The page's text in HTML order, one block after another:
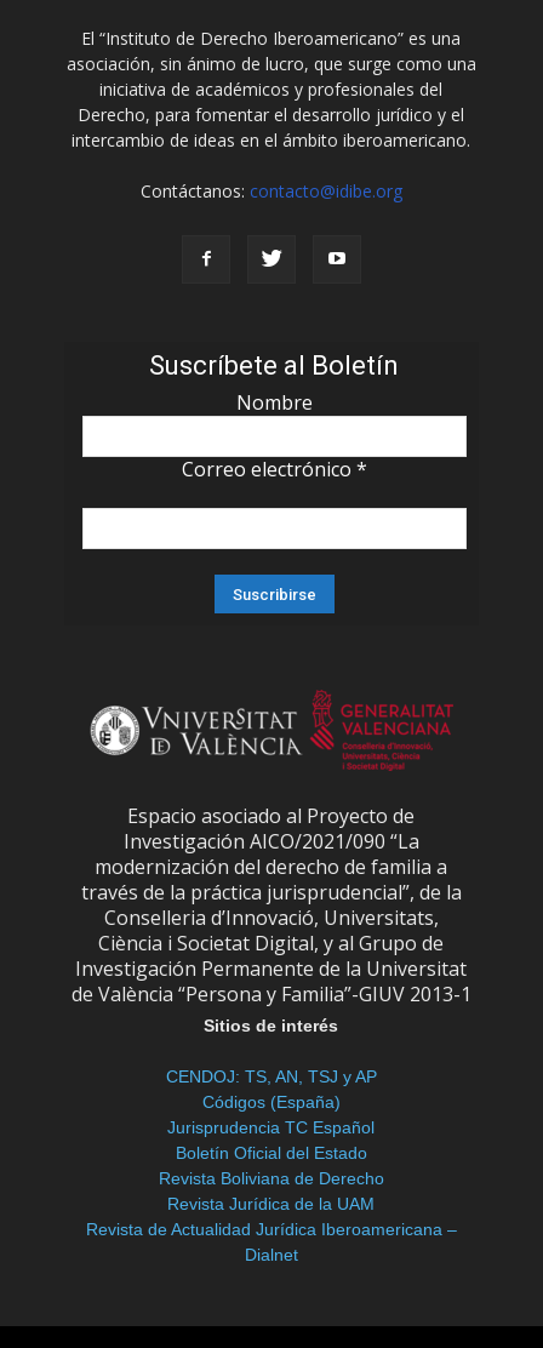
El “Instituto de Derecho Iberoamericano” es una
asociación, sin ánimo de lucro, que surge como una
iniciativa de académicos y profesionales del
Derecho, para fomentar el desarrollo jurídico y el
intercambio de ideas en el ámbito iberoamericano.
Contáctanos: contacto@idibe.org
Suscríbete al Boletín
Nombre
Correo electrónico *
Espacio asociado al Proyecto de
Investigación AICO/2021/090 “La
modernización del derecho de familia a
través de la práctica jurisprudencial”, de la
Conselleria d’Innovació, Universitats,
Ciència i Societat Digital, y al Grupo de
Investigación Permanente de la Universitat
de València “Persona y Familia”-GIUV 2013-1
Sitios de interés
CENDOJ: TS, AN, TSJ y AP
Códigos (España)
Jurisprudencia TC Español
Boletín Oficial del Estado
Revista Boliviana de Derecho
Revista Jurídica de la UAM
Revista de Actualidad Jurídica Iberoamericana –
Dialnet